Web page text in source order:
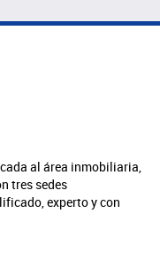
al área inmobiliaria,
tres sedes
experto y con